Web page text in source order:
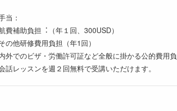
当：
費補助負担︓（年１回、300USD）
の他研修費⽤負担（年1回）
外でのビザ・労働許可証など全般に掛かる公的費⽤
話レッスンを週２回無料で受講いただけます。